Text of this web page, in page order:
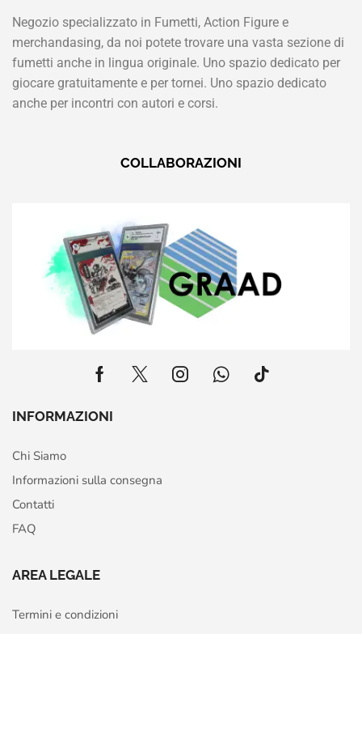
Negozio specializzato in Fumetti, Action Figure e
merchandasing, da noi potete trovare una vasta sezione di
fumetti anche in lingua originale. Uno spazio dedicato per
giocare gratuitamente e per tornei. Uno spazio dedicato
anche per incontri con autori e corsi.
COLLABORAZIONI
INFORMAZIONI
Chi Siamo
Informazioni sulla consegna
Contatti
FAQ
AREA LEGALE
Termini e condizioni